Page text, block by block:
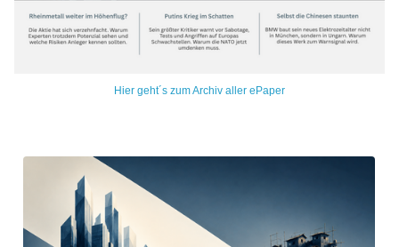
Hier geht´s zum Archiv aller ePaper